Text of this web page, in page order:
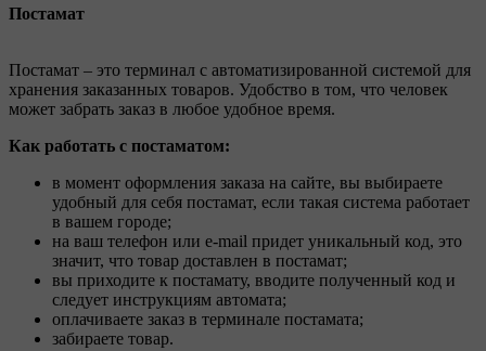
Постамат
Постамат – это терминал с автоматизированной системой для
хранения заказанных товаров. Удобство в том, что человек
может забрать заказ в любое удобное время.
Как работать с постаматом:
в момент оформления заказа на сайте, вы выбираете
удобный для себя постамат, если такая система работает
в вашем городе;
на ваш телефон или e-mail придет уникальный код, это
значит, что товар доставлен в постамат;
вы приходите к постамату, вводите полученный код и
следует инструкциям автомата;
оплачиваете заказ в терминале постамата;
забираете товар.